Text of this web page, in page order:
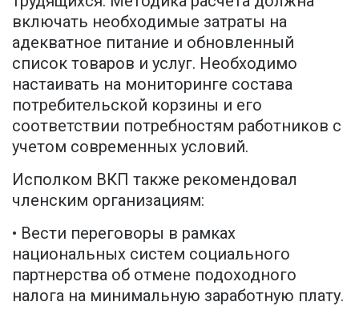
включать необходимые затраты на
адекватное питание и обновленный
список товаров и услуг. Необходимо
настаивать на мониторинге состава
потребительской корзины и его
соответствии потребностям работников с
учетом современных условий.
Исполком ВКП также рекомендовал
членским организациям:
• Вести переговоры в рамках
национальных систем социального
партнерства об отмене подоходного
налога на минимальную заработную плату.